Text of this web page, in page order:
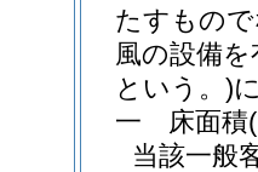
たすもの
風の設備
という。)
一
床面積
当該一般